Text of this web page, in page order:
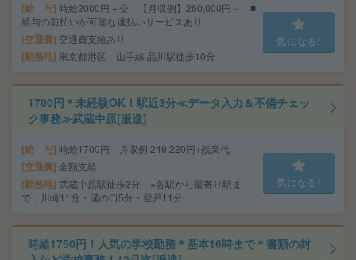
給 与 時給2000円＋交 【月収例】260,000円～ ■
給与の前払いが可能な速払いサービスあり
交通費 交通費支給あり
勤務地 東京都港区 山手線 品川駅徒歩10分
気になる!
1700円＊未経験OK！駅近3分≪データ入力＆不備チェッ
ク事務≫武蔵中原[派遣]
給 与 時給1700円 月収例 249,220円+残業代
交通費 全額支給
勤務地 武蔵中原駅徒歩3分 ※各駅から最寄り駅ま
で：川崎11分・溝の口5分・登戸11分
気になる!
時給1750円！人気の学校勤務＊基本16時まで＊書類の封